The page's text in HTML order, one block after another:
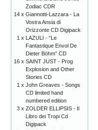
Zodiac CDR
14 x Giannotti-Lazzara - La
Vostra Ansia di
Orizzonte CD Digipack
1 x LAZULI - “Le
Fantastique Envol De
Dieter Böhm” CD
16 x SAINT JUST - Prog
Explosion and Other
Stories CD
1 x John Greaves - Songs
CD limited hand
numbered edition
3 x ZOLDER ELLIPSIS - Il
Libro dei Tropi Cd
Digipack